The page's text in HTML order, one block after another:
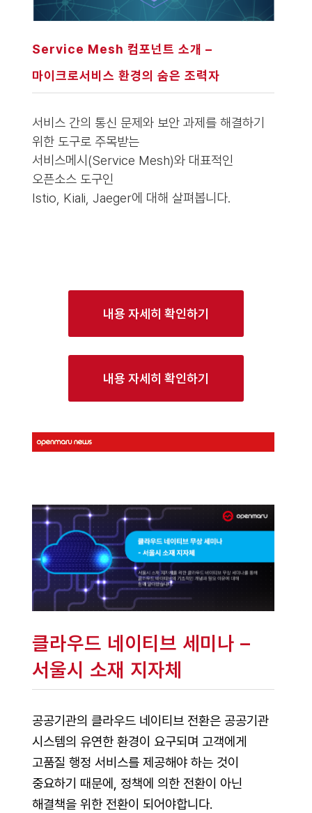
Service Mesh 컴포넌트 소개 –
마이크로서비스 환경의 숨은 조력자
서비스 간의 통신 문제와 보안 과제를 해결하기
위한 도구로 주목받는
서비스메시(Service Mesh)와 대표적인
오픈소스 도구인
Istio, Kiali, Jaeger에 대해 살펴봅니다.
내용 자세히 확인하기
내용 자세히 확인하기
클라우드 네이티브 세미나 –
서울시 소재 지자체
공공기관의 클라우드 네이티브 전환은 공공기관
시스템의 유연한 환경이 요구되며 고객에게
고품질 행정 서비스를 제공해야 하는 것이
중요하기 때문에, 정책에 의한 전환이 아닌
해결책을 위한 전환이 되어야합니다.